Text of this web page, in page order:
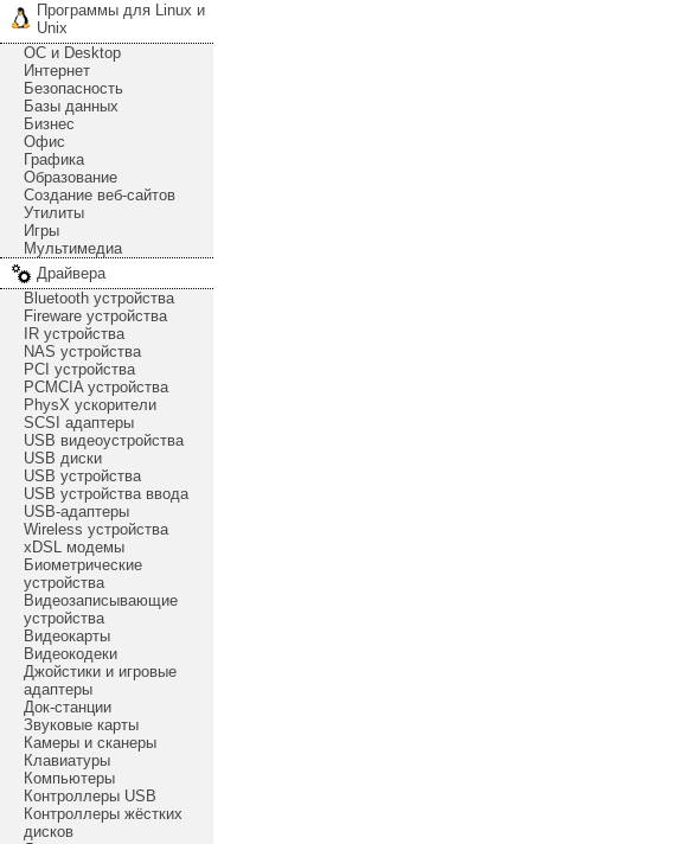
Программы для Linux и
Unix
ОС и Desktop
Интернет
Безопасность
Базы данных
Бизнес
Офис
Графика
Образование
Создание веб-сайтов
Утилиты
Игры
Мультимедиа
Драйвера
Bluetooth устройства
Fireware устройства
IR устройства
NAS устройства
PCI устройства
PCMCIA устройства
PhysX ускорители
SCSI адаптеры
USB видеоустройства
USB диски
USB устройства
USB устройства ввода
USB-адаптеры
Wireless устройства
xDSL модемы
Биометрические
устройства
Видеозаписывающие
устройства
Видеокарты
Видеокодеки
Джойстики и игровые
адаптеры
Док-станции
Звуковые карты
Камеры и сканеры
Клавиатуры
Компьютеры
Контроллеры USB
Контроллеры жёстких
дисков